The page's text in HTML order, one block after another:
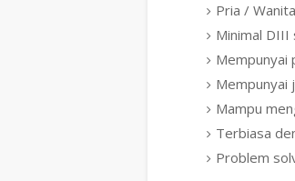
Pria /
Minimal DIII
Mempunyai
Mempunyai
Mampu
Terbiasa
Problem